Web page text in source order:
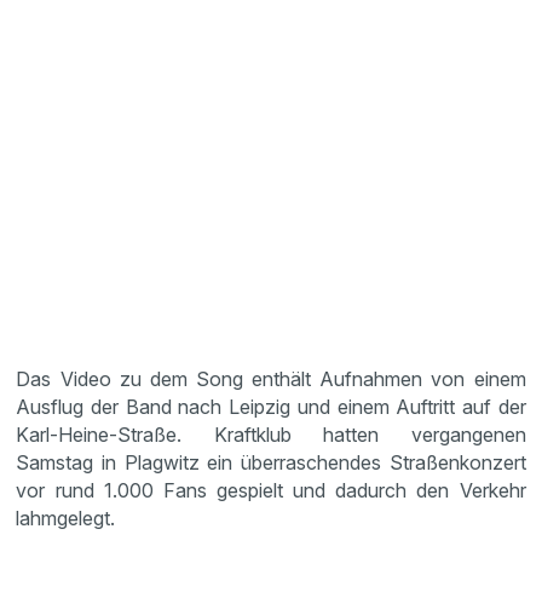
Das Video zu dem Song enthält Aufnahmen von einem
Ausflug der Band nach Leipzig und einem Auftritt auf der
Karl-Heine-Straße. Kraftklub hatten vergangenen
Samstag in Plagwitz ein überraschendes Straßenkonzert
vor rund 1.000 Fans gespielt und dadurch den Verkehr
lahmgelegt.